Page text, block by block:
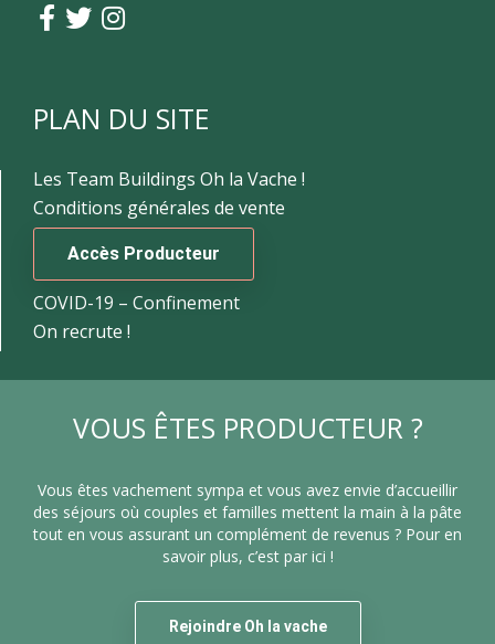
PLAN DU SITE
Les Team Buildings Oh la Vache !
Conditions générales de vente
Accès Producteur
COVID-19 – Confinement
On recrute !
VOUS ÊTES PRODUCTEUR ?
Vous êtes vachement sympa et vous avez envie d’accueillir
des séjours où couples et familles mettent la main à la pâte
tout en vous assurant un complément de revenus ? Pour en
savoir plus, c’est par ici !
Rejoindre Oh la vache